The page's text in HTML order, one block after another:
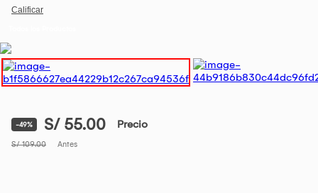
-49% S/ 55.00 Precio
S/ 109.00 Antes